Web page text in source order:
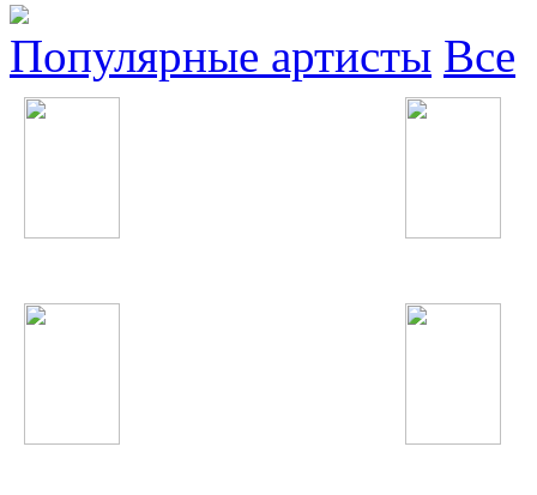
Популярные артисты Все